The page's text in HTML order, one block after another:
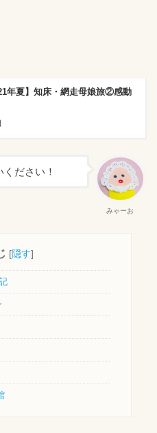
年夏】知床・網走母娘旅②感動
みゃーお
ださい！
[隠す]